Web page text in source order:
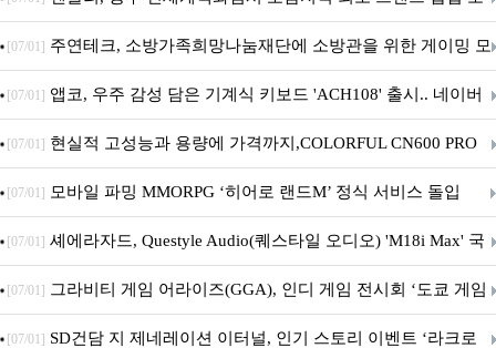
픈
[07/01] 주연테크, 소방가족희망나눔재단에 소방관을 위한 게이밍 모
니터·스마트 펫 침대 기부
[07/01] 앱코, 우주 감성 담은 기계식 키보드 'ACH108' 출시.. 네이버
브랜드데이 기획전 진행
[07/01] 현실적 고성능과 용량에 가격까지,COLORFUL CN600 PRO
M.2 NVMe 디앤디컴 1TB
[07/01] 모바일 파밍 MMORPG ‘히어로 랜드M’ 정식 서비스 돌입
[07/01] 셰에라자드, Questyle Audio(퀘스타일 오디오) 'M18i Max' 국
내 정식 출시
[07/01] 그라비티 게임 어라이즈(GGA), 인디 게임 전시회 ‘도쿄 게임
던전 13’ 참가!
[07/01] SD건담 지 제네레이션 이터널, 인기 스토리 이벤트 ‘라크로